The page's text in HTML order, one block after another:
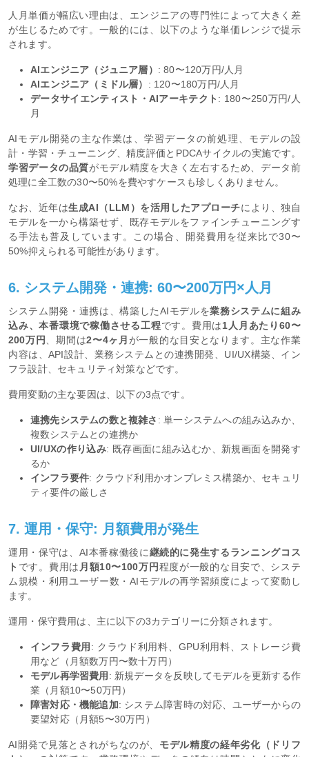
人月単価が幅広い理由は、エンジニアの専門性によって大きく差
が生じるためです。一般的には、以下のような単価レンジで提示
されます。
AIエンジニア（ジュニア層） : 80〜120万円/人月
AIエンジニア（ミドル層） : 120〜180万円/人月
データサイエンティスト・AIアーキテクト : 180〜250万円/人
月
AIモデル開発の主な作業は、学習データの前処理、モデルの設
計・学習・チューニング、精度評価とPDCAサイクルの実施です。
学習データの品質がモデル精度を大きく左右するため、データ前
処理に全工数の30〜50%を費やすケースも珍しくありません。
なお、近年は生成AI（LLM）を活用したアプローチにより、独自
モデルを一から構築せず、既存モデルをファインチューニングす
る手法も普及しています。この場合、開発費用を従来比で30〜
50%抑えられる可能性があります。
6. システム開発・連携: 60〜200万円×人月
システム開発・連携は、構築したAIモデルを業務システムに組み
込み、本番環境で稼働させる工程です。費用は1人月あたり60〜
200万円
、期間は2〜4ヶ月 が一般的な目安となります。主な作業
内容は、API設計、業務システムとの連携開発、UI/UX構築、イン
フラ設計、セキュリティ対策などです。
費用変動の主な要因は、以下の3点です。
連携先システムの数と複雑さ : 単一システムへの組み込みか、
複数システムとの連携か
UI/UXの作り込み: 既存画面に組み込むか、新規画面を開発す
るか
インフラ要件: クラウド利用かオンプレミス構築か、セキュリ
ティ要件の厳しさ
7. 運用・保守: 月額費用が発生
運用・保守は、AI本番稼働後に継続的に発生するランニングコス
ト です。費用は 月額10〜100万円程度が一般的な目安で、システ
ム規模・利用ユーザー数・AIモデルの再学習頻度によって変動し
ます。
運用・保守費用は、主に以下の3カテゴリーに分類されます。
インフラ費用 : クラウド利用料、GPU利用料、ストレージ費
用など（月額数万円〜数十万円）
モデル再学習費用 : 新規データを反映してモデルを更新する作
業（月額10〜50万円）
障害対応・機能追加: システム障害時の対応、ユーザーからの
要望対応（月額5〜30万円）
AI開発で見落とされがちなのが、 モデル精度の経年劣化（ドリフ